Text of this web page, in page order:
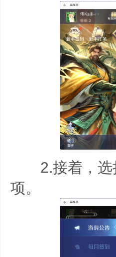
2.接着，选
项。